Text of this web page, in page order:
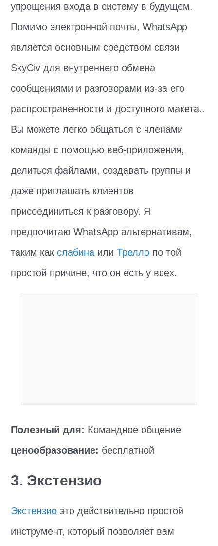
упрощения входа в систему в будущем.
Помимо электронной почты, WhatsApp
является основным средством связи
SkyCiv для внутреннего обмена
сообщениями и разговорами из-за его
распространенности и доступного макета..
Вы можете легко общаться с членами
команды с помощью веб-приложения,
делиться файлами, создавать группы и
даже приглашать клиентов
присоединиться к разговору. Я
предпочитаю WhatsApp альтернативам,
таким какслабина илиТрелло по той
простой причине, что он есть у всех.
Полезный для: Командное общение
ценообразование: бесплатной
3. Экстензио
Экстензио это действительно простой
инструмент, который позволяет вам